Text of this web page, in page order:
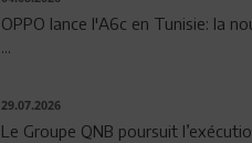
OPPO lance l'A6c en Tunisie: la
...
29.07.2026
Le Groupe QNB poursuit